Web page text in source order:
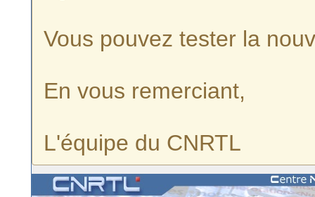
Vous pouvez tester la
En vous remerciant,
L'équipe du CNRTL